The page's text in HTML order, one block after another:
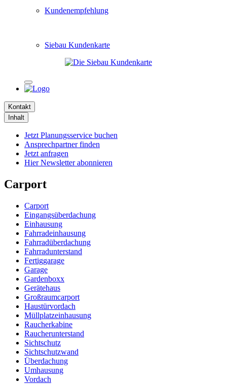
Kundenempfehlung
Siebau Kundenkarte
Kontakt
Inhalt
Jetzt Planungsservice buchen
Ansprechpartner finden
Jetzt anfragen
Hier Newsletter abonnieren
Carport
Carport
Eingangsüberdachung
Einhausung
Fahrradeinhausung
Fahrradüberdachung
Fahrradunterstand
Fertiggarage
Garage
Gardenboxx
Gerätehaus
Großraumcarport
Haustürvordach
Müllplatzeinhausung
Raucherkabine
Raucherunterstand
Sichtschutz
Sichtschutzwand
Überdachung
Umhausung
Vordach